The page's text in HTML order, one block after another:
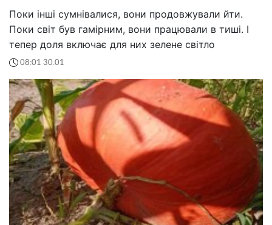
Поки інші сумнівалися, вони продовжували йти.
Поки світ був гамірним, вони працювали в тиші. І
тепер доля включає для них зелене світло
08:01 30.01